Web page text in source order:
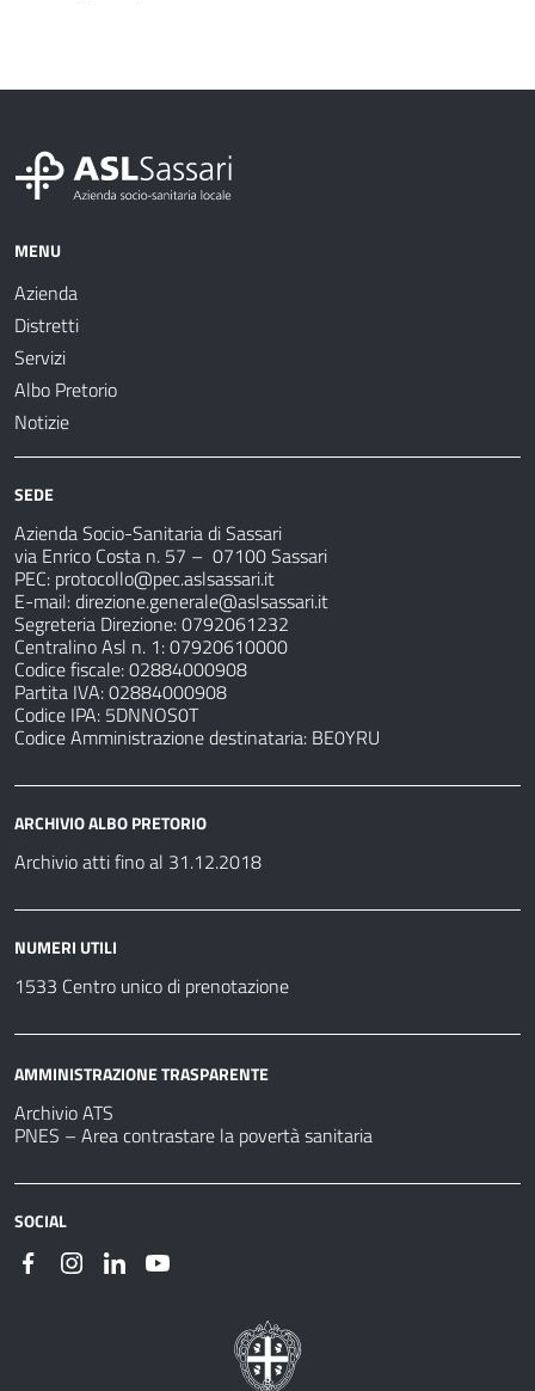
MENU
Azienda
Distretti
Servizi
Albo Pretorio
Notizie
SEDE
Azienda Socio-Sanitaria di Sassari
via Enrico Costa n. 57 – 07100 Sassari
PEC: protocollo@pec.aslsassari.it
E-mail:direzione.generale@aslsassari.it
Segreteria Direzione: 0792061232
Centralino Asl n. 1: 07920610000
Codice fiscale: 02884000908
Partita IVA: 02884000908
Codice IPA: 5DNNOS0T
Codice Amministrazione destinataria: BE0YRU
ARCHIVIO ALBO PRETORIO
Archivio atti fino al 31.12.2018
NUMERI UTILI
1533 Centro unico di prenotazione
AMMINISTRAZIONE TRASPARENTE
Archivio ATS
PNES – Area contrastare la povertà sanitaria
SOCIAL